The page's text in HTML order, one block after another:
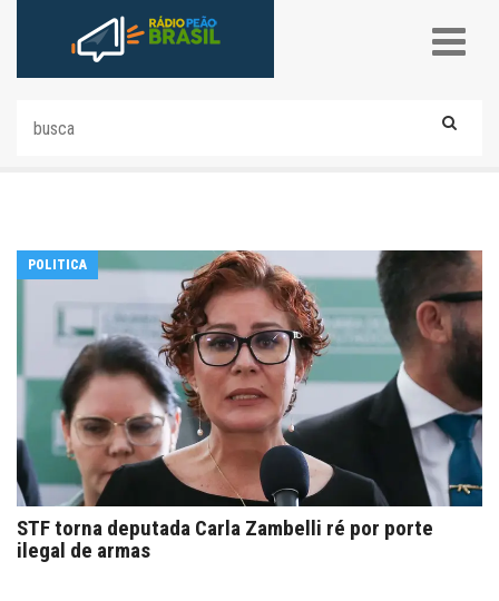
POLITICA
STF torna deputada Carla Zambelli ré por porte
ilegal de armas